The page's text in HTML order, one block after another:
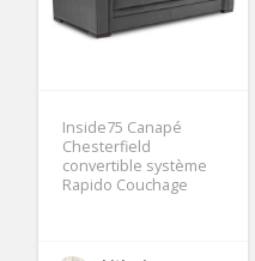
Inside75 Canapé
Chesterfield
convertible système
Rapido Couchage